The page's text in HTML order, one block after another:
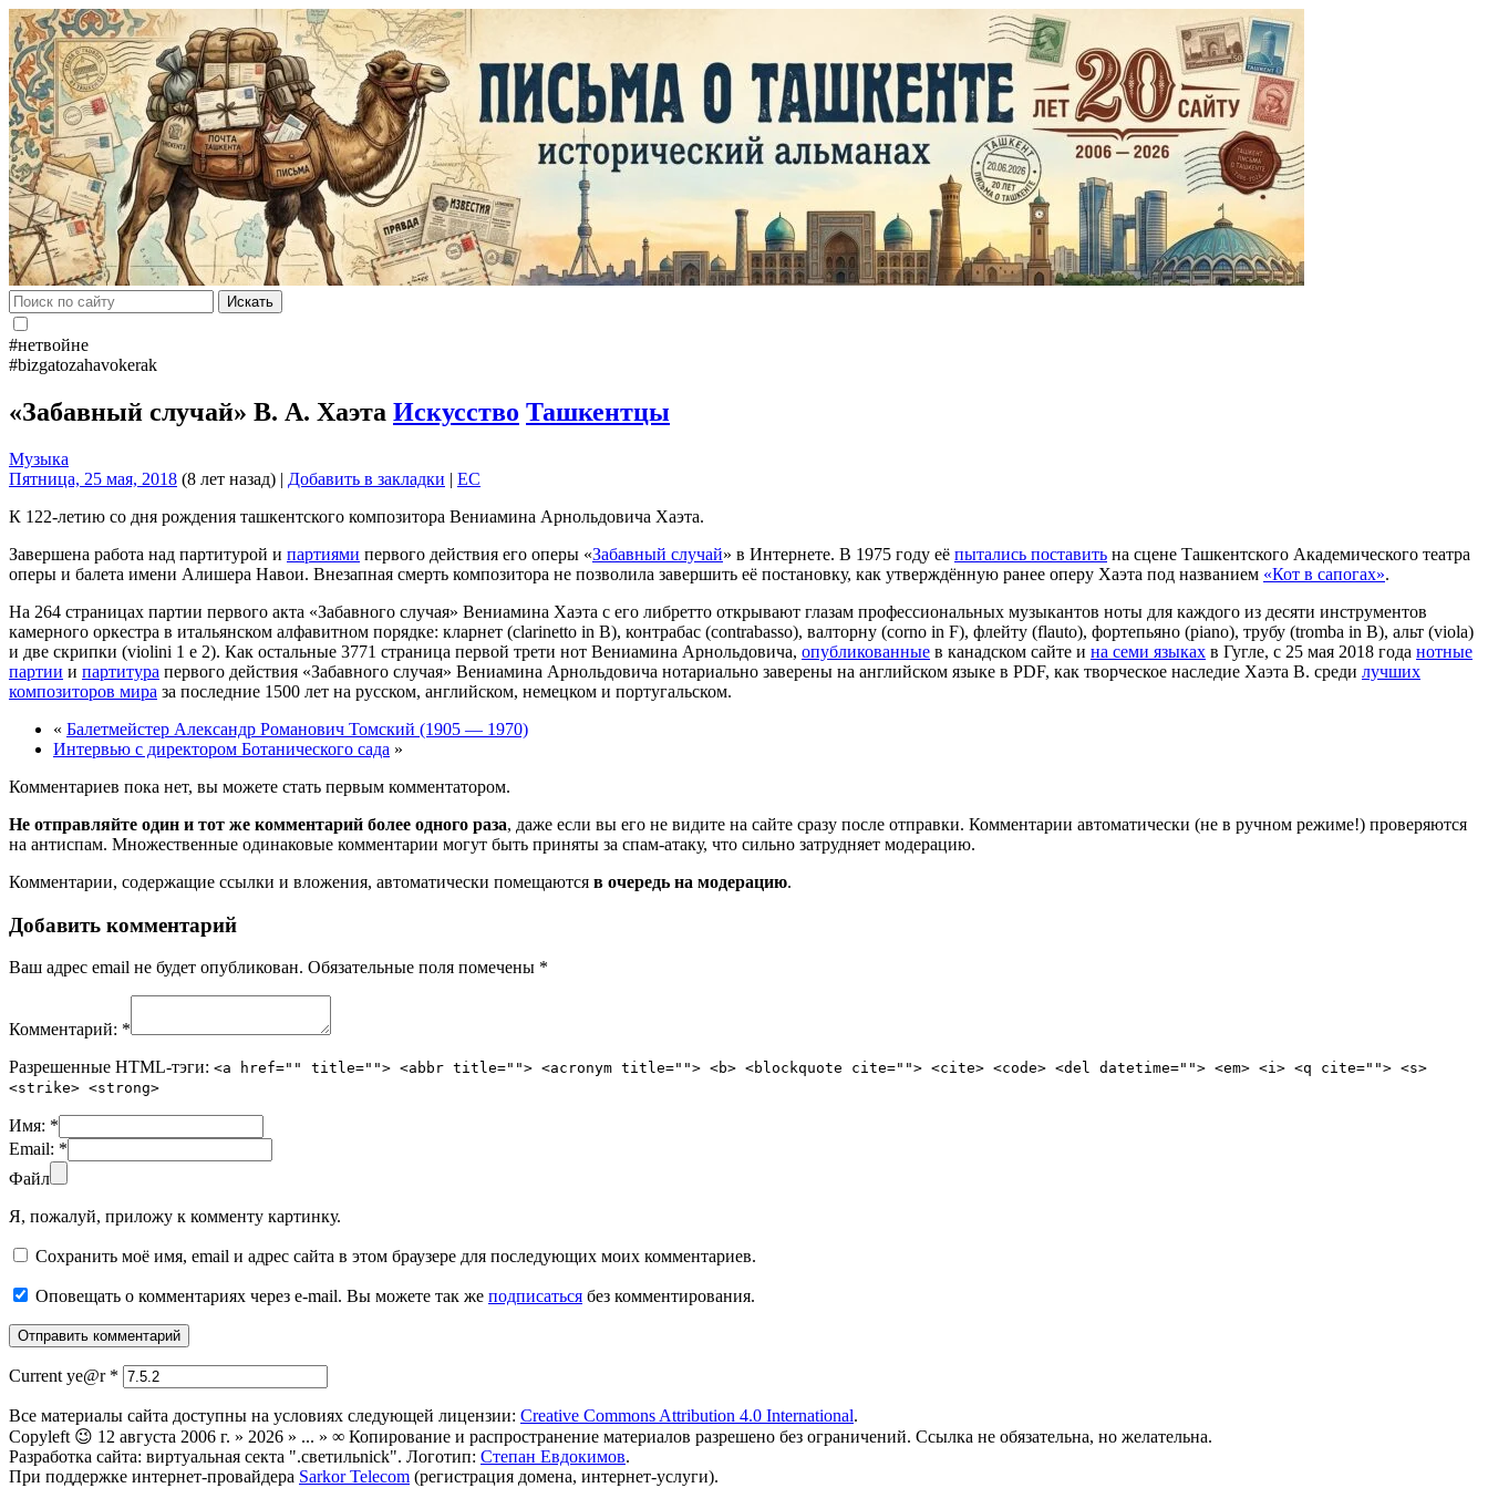
Искать
#нетвойне
#bizgatozahavokerak
«Забавный случай» В. А. Хаэта Искусство Ташкентцы
Музыка
Пятница, 25 мая, 2018 (8 лет назад) | Добавить в закладки | EC
К 122-летию со дня рождения ташкентского композитора Вениамина Арнольдовича Хаэта.
Завершена работа над партитурой и партиями первого действия его оперы «Забавный случай» в Интернете. В 1975 году её пытались поставить на сцене Ташкентского Академического театра
оперы и балета имени Алишера Навои. Внезапная смерть композитора не позволила завершить её постановку, как утверждённую ранее оперу Хаэта под названием «Кот в сапогах».
На 264 страницах партии первого акта «Забавного случая» Вениамина Хаэта с его либретто открывают глазам профессиональных музыкантов ноты для каждого из десяти инструментов
камерного оркестра в итальянском алфавитном порядке: кларнет (сlarinetto in В), контрабас (сontrabassо), валторну (сorno in F), флейту (flauto), фортепьяно (рiano), трубу (tromba in В), альт (viola)
и две скрипки (violini 1 e 2). Как остальные 3771 страница первой трети нот Вениамина Арнольдовича, опубликованные в канадском сайте и на семи языках в Гугле, с 25 мая 2018 года нотные
партии и партитура первого действия «Забавного случая» Вениамина Арнольдовича нотариально заверены на английском языке в PDF, как творческое наследие Хаэта В. среди лучших
композиторов мира за последние 1500 лет на русском, английском, немецком и португальском.
« Балетмейстер Александр Романович Томский (1905 — 1970)
Интервью с директором Ботанического сада »
Комментариев пока нет, вы можете стать первым комментатором.
Не отправляйте один и тот же комментарий более одного раза, даже если вы его не видите на сайте сразу после отправки. Комментарии автоматически (не в ручном режиме!) проверяются
на антиспам. Множественные одинаковые комментарии могут быть приняты за спам-атаку, что сильно затрудняет модерацию.
Комментарии, содержащие ссылки и вложения, автоматически помещаются в очередь на модерацию.
Добавить комментарий
Ваш адрес email не будет опубликован. Обязательные поля помечены *
Комментарий: *
Разрешенные HTML-тэги: <a href="" title=""> <abbr title=""> <acronym title=""> <b> <blockquote cite=""> <cite> <code> <del datetime=""> <em> <i> <q cite=""> <s>
<strike> <strong>
Имя: *
Email: *
Файл
Я, пожалуй, приложу к комменту картинку.
Сохранить моё имя, email и адрес сайта в этом браузере для последующих моих комментариев.
Оповещать о комментариях через e-mail. Вы можете так же подписаться без комментирования.
Current ye@r *
Все материалы сайта доступны на условиях следующей лицензии: Creative Commons Attribution 4.0 International.
Copyleft 😉 12 августа 2006 г. » 2026 » ... » ∞ Копирование и распространение материалов разрешено без ограничений. Ссылка не обязательна, но желательна.
Разработка сайта: виртуальная секта ".светильnick". Логотип: Степан Евдокимов.
При поддержке интернет-провайдера Sarkor Telecom (регистрация домена, интернет-услуги).